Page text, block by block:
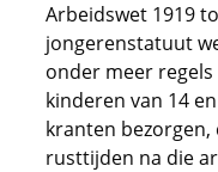
Arbeidswet 1919
jongerenstatuut
onder meer
kinderen van 14
kranten
rusttijden na die